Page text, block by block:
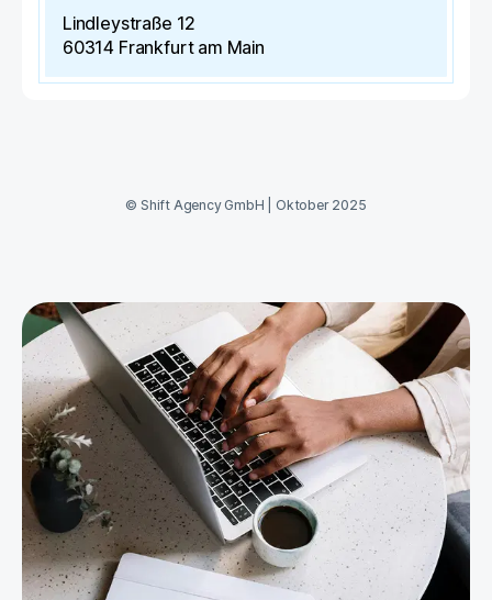
Lindleystraße 12
60314 Frankfurt am Main
© Shift Agency GmbH Oktober 2025